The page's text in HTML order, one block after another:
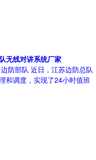
无线对讲系统厂家
防部队 近日，江苏边防总队
和调度，实现了24小时值班